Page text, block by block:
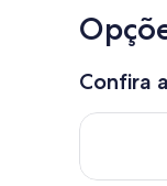
Confira
Verifica a